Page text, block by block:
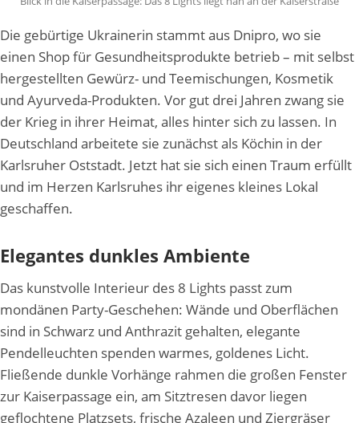
Die gebürtige Ukrainerin stammt aus Dnipro, wo sie
einen Shop für Gesundheitsprodukte betrieb – mit selbst
hergestellten Gewürz- und Teemischungen, Kosmetik
und Ayurveda-Produkten. Vor gut drei Jahren zwang sie
der Krieg in ihrer Heimat, alles hinter sich zu lassen. In
Deutschland arbeitete sie zunächst als Köchin in der
Karlsruher Oststadt. Jetzt hat sie sich einen Traum erfüllt
und im Herzen Karlsruhes ihr eigenes kleines Lokal
geschaffen.
Elegantes dunkles Ambiente
Das kunstvolle Interieur des 8 Lights passt zum
mondänen Party-Geschehen: Wände und Oberflächen
sind in Schwarz und Anthrazit gehalten, elegante
Pendelleuchten spenden warmes, goldenes Licht.
Fließende dunkle Vorhänge rahmen die großen Fenster
zur Kaiserpassage ein, am Sitztresen davor liegen
geflochtene Platzsets, frische Azaleen und Ziergräser